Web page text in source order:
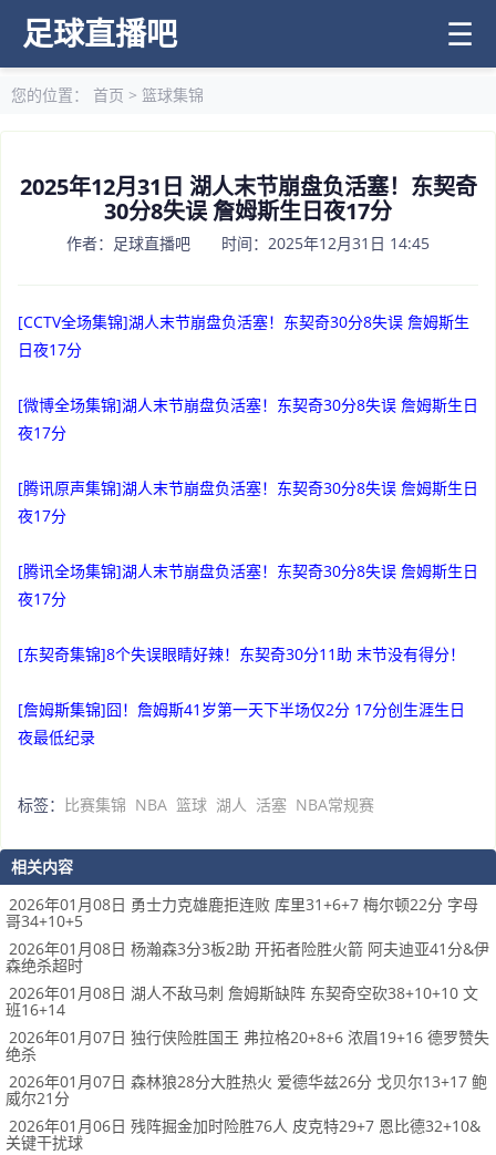
足球直播吧 ☰
您的位置： 首页 > 篮球集锦
2025年12月31日 湖人末节崩盘负活塞！东契奇
30分8失误 詹姆斯生日夜17分
作者：足球直播吧 时间：2025年12月31日 14:45
[CCTV全场集锦]湖人末节崩盘负活塞！东契奇30分8失误 詹姆斯生
日夜17分
[微博全场集锦]湖人末节崩盘负活塞！东契奇30分8失误 詹姆斯生日
夜17分
[腾讯原声集锦]湖人末节崩盘负活塞！东契奇30分8失误 詹姆斯生日
夜17分
[腾讯全场集锦]湖人末节崩盘负活塞！东契奇30分8失误 詹姆斯生日
夜17分
[东契奇集锦]8个失误眼睛好辣！东契奇30分11助 末节没有得分！
[詹姆斯集锦]囧！詹姆斯41岁第一天下半场仅2分 17分创生涯生日
夜最低纪录
标签： 比赛集锦 NBA 篮球 湖人 活塞 NBA常规赛
相关内容
2026年01月08日 勇士力克雄鹿拒连败 库里31+6+7 梅尔顿22分 字母
哥34+10+5
2026年01月08日 杨瀚森3分3板2助 开拓者险胜火箭 阿夫迪亚41分&伊
森绝杀超时
2026年01月08日 湖人不敌马刺 詹姆斯缺阵 东契奇空砍38+10+10 文
班16+14
2026年01月07日 独行侠险胜国王 弗拉格20+8+6 浓眉19+16 德罗赞失
绝杀
2026年01月07日 森林狼28分大胜热火 爱德华兹26分 戈贝尔13+17 鲍
威尔21分
2026年01月06日 残阵掘金加时险胜76人 皮克特29+7 恩比德32+10&
关键干扰球